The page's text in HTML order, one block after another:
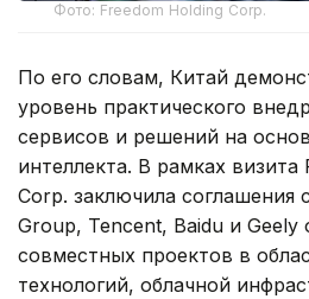
Фото: Freedom Holding Corp.
По его словам, Китай
уровень практического
сервисов и решений на
интеллекта. В рамках визита
Corp. заключила соглашения
Group, Tencent, Baidu и Geely
совместных проектов в
технологий, облачной